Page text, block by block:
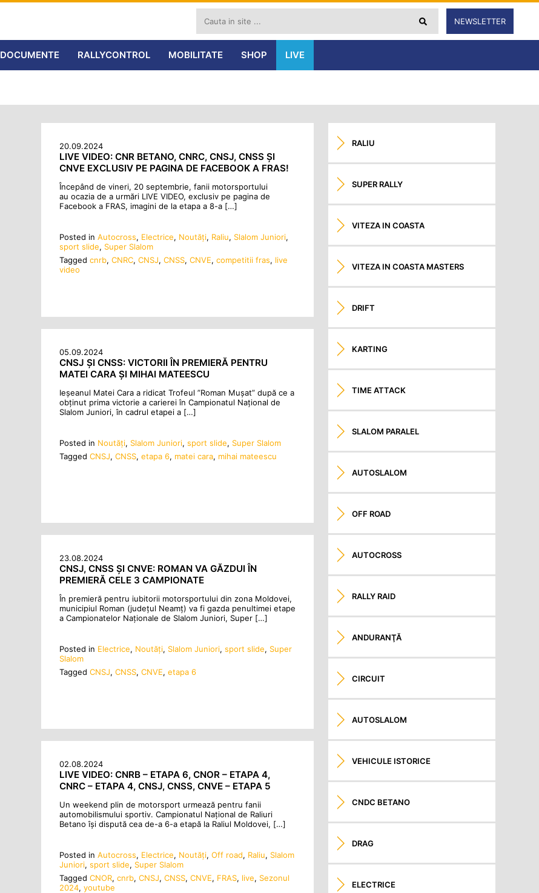
NEWSLETTER
DOCUMENTE RALLYCONTROL MOBILITATE SHOP LIVE
20.09.2024
LIVE VIDEO: CNR BETANO, CNRC, CNSJ, CNSS ȘI
CNVE EXCLUSIV PE PAGINA DE FACEBOOK A FRAS!
Începând de vineri, 20 septembrie, fanii motorsportului
au ocazia de a urmări LIVE VIDEO, exclusiv pe pagina de
Facebook a FRAS, imagini de la etapa a 8-a […]
Posted in Autocross, Electrice, Noutăţi, Raliu, Slalom Juniori,
sport slide, Super Slalom
Tagged cnrb, CNRC, CNSJ, CNSS, CNVE, competitii fras, live
video
05.09.2024
CNSJ ȘI CNSS: VICTORII ÎN PREMIERĂ PENTRU
MATEI CARA ȘI MIHAI MATEESCU
Ieșeanul Matei Cara a ridicat Trofeul ”Roman Mușat” după ce a
obținut prima victorie a carierei în Campionatul Național de
Slalom Juniori, în cadrul etapei a […]
Posted in Noutăţi, Slalom Juniori, sport slide, Super Slalom
Tagged CNSJ, CNSS, etapa 6, matei cara, mihai mateescu
23.08.2024
CNSJ, CNSS ȘI CNVE: ROMAN VA GĂZDUI ÎN
PREMIERĂ CELE 3 CAMPIONATE
În premieră pentru iubitorii motorsportului din zona Moldovei,
municipiul Roman (județul Neamț) va fi gazda penultimei etape
a Campionatelor Naționale de Slalom Juniori, Super […]
Posted in Electrice, Noutăţi, Slalom Juniori, sport slide, Super
Slalom
Tagged CNSJ, CNSS, CNVE, etapa 6
02.08.2024
LIVE VIDEO: CNRB – ETAPA 6, CNOR – ETAPA 4,
CNRC – ETAPA 4, CNSJ, CNSS, CNVE – ETAPA 5
Un weekend plin de motorsport urmează pentru fanii
automobilismului sportiv. Campionatul Național de Raliuri
Betano își dispută cea de-a 6-a etapă la Raliul Moldovei, […]
Posted in Autocross, Electrice, Noutăţi, Off road, Raliu, Slalom
Juniori, sport slide, Super Slalom
Tagged CNOR, cnrb, CNSJ, CNSS, CNVE, FRAS, live, Sezonul
2024, youtube
RALIU
SUPER RALLY
VITEZA IN COASTA
VITEZA IN COASTA MASTERS
DRIFT
KARTING
TIME ATTACK
SLALOM PARALEL
AUTOSLALOM
OFF ROAD
AUTOCROSS
RALLY RAID
ANDURANŢĂ
CIRCUIT
AUTOSLALOM
VEHICULE ISTORICE
CNDC BETANO
DRAG
ELECTRICE